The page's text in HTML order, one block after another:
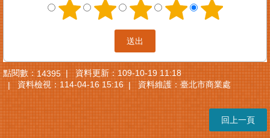
題
網
常
見
問
點閱數：14395
資料更新：109-10-19 11:18
資料檢視：114-04-16 15:16
資料維護：臺北市商業處
回上一頁